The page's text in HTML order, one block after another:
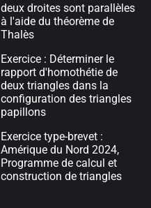
deux droites sont parallèles
à l'aide du théorème de
Thalès
Exercice : Déterminer le
rapport d'homothétie de
deux triangles dans la
configuration des triangles
papillons
Exercice type-brevet :
Amérique du Nord 2024,
Programme de calcul et
construction de triangles